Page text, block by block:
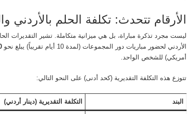
الأرقام تتحدث: تكلفة الحلم بالأردني
ليست مجرد تذكرة مباراة، بل هي ميزانية متكاملة. تشير التقديرات
الأردني لحضور مباريات دور المجموعات (لمدة 10 أيام تقريباً) يبلغ نحو
أمريكي) للشخص الواحد.
تتوزع هذه التكلفة التقديرية (كحد أدنى) على النحو التالي:
البند التكلفة التقديرية (دينار أردني)